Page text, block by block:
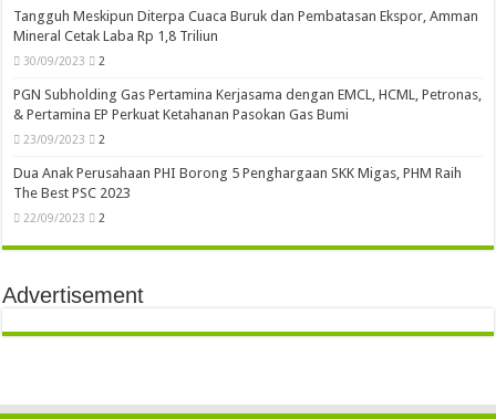
Tangguh Meskipun Diterpa Cuaca Buruk dan Pembatasan Ekspor, Amman
Mineral Cetak Laba Rp 1,8 Triliun
30/09/2023 2
PGN Subholding Gas Pertamina Kerjasama dengan EMCL, HCML, Petronas,
& Pertamina EP Perkuat Ketahanan Pasokan Gas Bumi
23/09/2023 2
Dua Anak Perusahaan PHI Borong 5 Penghargaan SKK Migas, PHM Raih
The Best PSC 2023
22/09/2023 2
Advertisement